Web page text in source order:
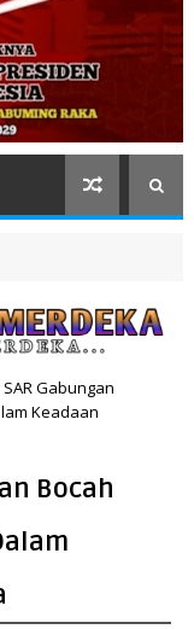
SAR Gabungan
Keadaan
Bocah